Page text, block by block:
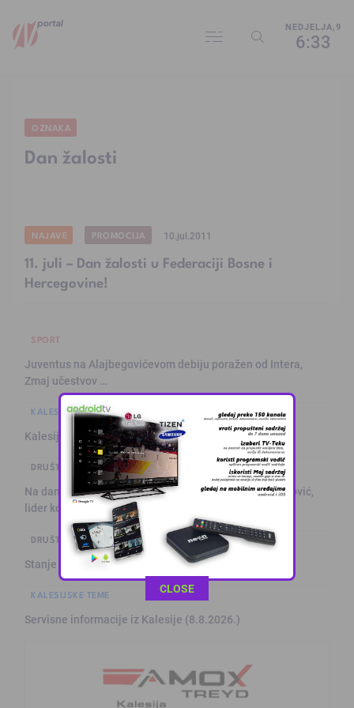
NEDJELJA,9
6:33
OZNAKA
Dan žalosti
NAJAVE PROMOCIJA 10.jul.2011
11. juli – Dan žalosti u Federaciji Bosne i
Hercegovine!
SPORT
Juventus na Alajbegovićevom debiju poražen od Intera,
Zmaj učestvov …
KALESIJSKE TEME
Kalesija: Kuća za odmor sa grijanim bazenom
DRUŠTVO I POLITIKA
Na današnji dan prije 101. godine rođen Alija Izetbegović,
lider ko …
DRUŠTVO I POLITIKA
Stanje na putevima
KALESIJSKE TEME
Servisne informacije iz Kalesije (8.8.2026.)
This popup will close in:
CLOSE